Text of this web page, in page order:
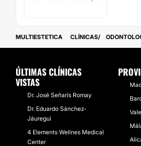
MULTIESTETICA CLÍNICAS
ÚLTIMAS CLÍNICAS
VISTAS
Dr. José Señarís Romay
Dr. Eduardo Sánchez-
Jáuregui
4 Elements Wellnes Medical
Center